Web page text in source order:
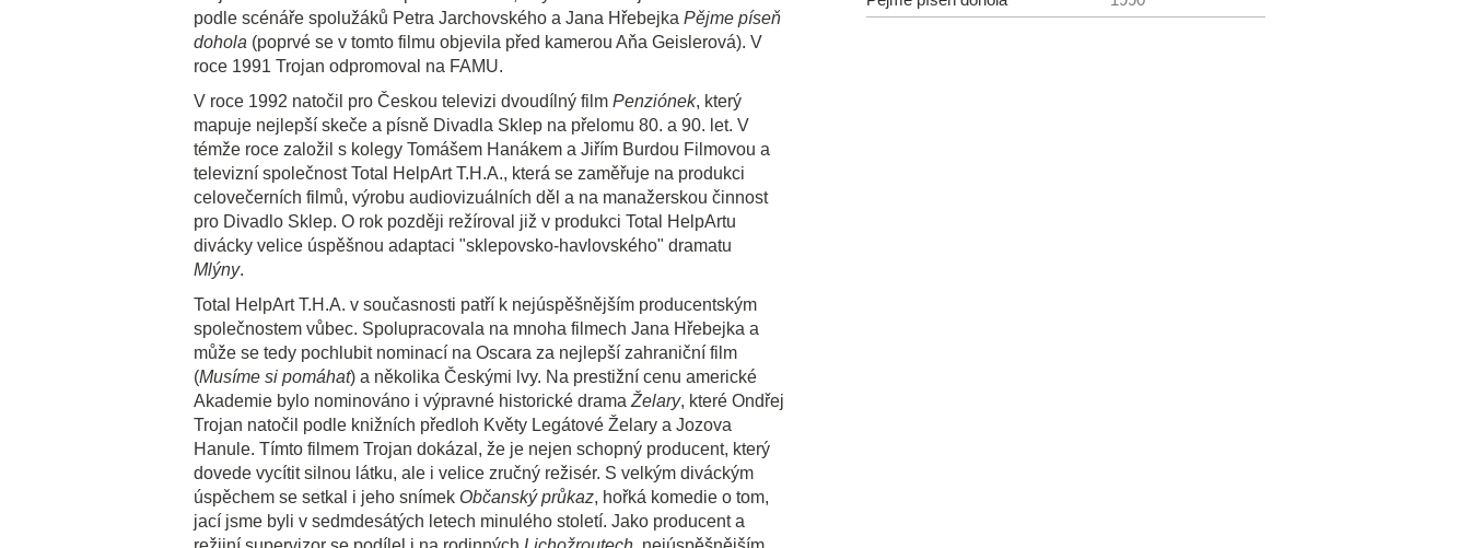
podle scénáře spolužáků Petra Jarchovského a Jana Hřebejka Pějme píseň
dohola (poprvé se v tomto filmu objevila před kamerou Aňa Geislerová). V
roce 1991 Trojan odpromoval na FAMU.
V roce 1992 natočil pro Českou televizi dvoudílný film Penziónek, který
mapuje nejlepší skeče a písně Divadla Sklep na přelomu 80. a 90. let. V
témže roce založil s kolegy Tomášem Hanákem a Jiřím Burdou Filmovou a
televizní společnost Total HelpArt T.H.A., která se zaměřuje na produkci
celovečerních filmů, výrobu audiovizuálních děl a na manažerskou činnost
pro Divadlo Sklep. O rok později režíroval již v produkci Total HelpArtu
divácky velice úspěšnou adaptaci "sklepovsko-havlovského" dramatu
Mlýny.
Total HelpArt T.H.A. v současnosti patří k nejúspěšnějším producentským
společnostem vůbec. Spolupracovala na mnoha filmech Jana Hřebejka a
může se tedy pochlubit nominací na Oscara za nejlepší zahraniční film
(Musíme si pomáhat) a několika Českými lvy. Na prestižní cenu americké
Akademie bylo nominováno i výpravné historické drama Želary, které Ondřej
Trojan natočil podle knižních předloh Květy Legátové Želary a Jozova
Hanule. Tímto filmem Trojan dokázal, že je nejen schopný producent, který
dovede vycítit silnou látku, ale i velice zručný režisér. S velkým diváckým
úspěchem se setkal i jeho snímek Občanský průkaz, hořká komedie o tom,
jací jsme byli v sedmdesátých letech minulého století. Jako producent a